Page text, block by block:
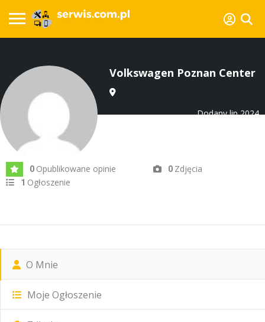
Volkswagen Poznan Center
Dodany lip 2024
0 Opublikowane opinie 0 Zdjęcia
1 Ogłoszenie
O Mnie
Moje Ogłoszenie